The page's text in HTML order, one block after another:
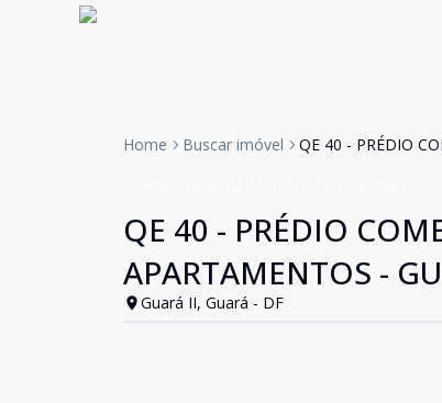
Home Buscar imóvel QE 40 - PRÉDIO
QE 40 - PRÉDIO
APARTAMENTOS -
Guará II, Guará - DF